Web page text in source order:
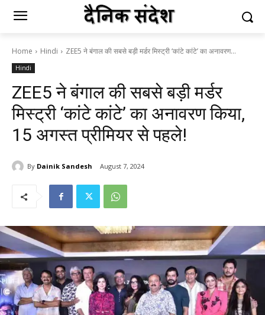
Home Hindi ZEE5 ने बंगाल की सबसे बड़ी मर्डर मिस्ट्री ‘कांटे कांटे’ का अनावरण...
Hindi
ZEE5 ने बंगाल की सबसे बड़ी मर्डर
मिस्ट्री ‘कांटे कांटे’ का अनावरण किया,
15 अगस्त प्रीमियर से पहले!
By Dainik Sandesh August 7, 2024